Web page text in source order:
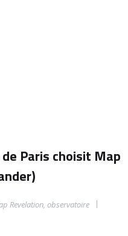
Paris choisit Map
Revelation,observatoire